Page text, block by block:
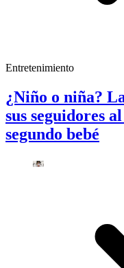
Entretenimiento
¿Niño o niña?
sus seguidores
segundo bebé